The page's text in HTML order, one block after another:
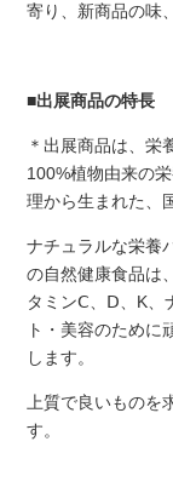
寄り、新商品の味
■出展商品の特長
＊出展商品は、栄
100%植物由来の
理から生まれた、
ナチュラルな栄養
の自然健康食品は
タミンⅭ、Ⅾ、K、
ト・美容のために
します。
上質で良いものを
す。